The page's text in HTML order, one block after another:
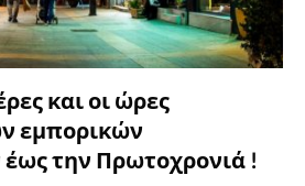
και οι ώρες
εμπορικών
την Πρωτοχρονιά !